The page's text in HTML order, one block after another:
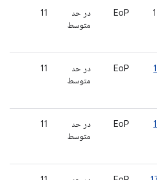
EoP
در حد
متوسط
11
EoP
در حد
متوسط
11
EoP
در حد
متوسط
11